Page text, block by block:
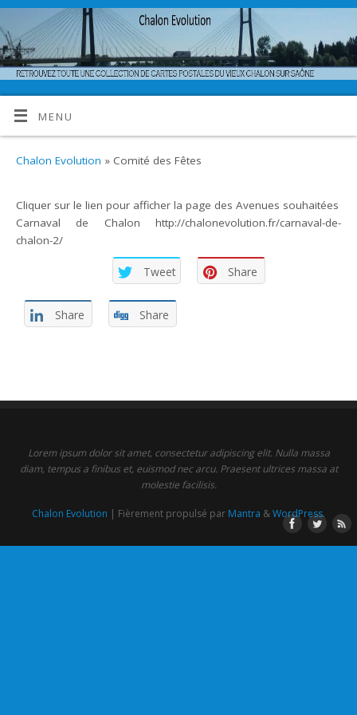
MENU
Chalon Evolution » Comité des Fêtes
Cliquer sur le lien pour afficher la page des Avenues souhaitées
Carnaval de Chalon http://chalonevolution.fr/carnaval-de-
chalon-2/
Tweet Share
Share Share
Lorem ipsum dolor sit amet, consectetur adipiscing elit. Nulla massa
diam, tempus a finibus et, euismod nec arcu. Praesent ultrices massa at
molestie facilisis.
Chalon Evolution | Fièrement propulsé par Mantra &WordPress.